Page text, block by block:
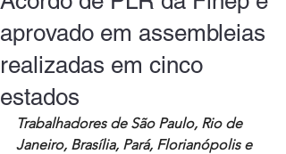
aprovado em assembleias
realizadas em cinco
estados
Trabalhadores de São Paulo, Rio de
Janeiro, Brasília, Pará, Florianópolis e